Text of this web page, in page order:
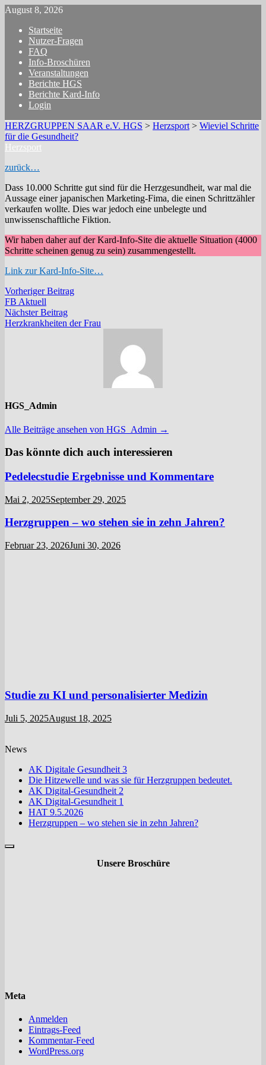
Zum
springen
August 8, 2026
Startseite
Nutzer-Fragen
FAQ
Info-Broschüren
Veranstaltungen
Berichte HGS
Berichte Kard-Info
Login
HERZGRUPPEN SAAR e.V. HGS > Herzsport > Wieviel Schritte
für die Gesundheit?
Herzsport
zurück…
Dass 10.000 Schritte gut sind für die Herzgesundheit, war mal die
Aussage einer japanischen Marketing-Fima, die einen Schrittzähler
verkaufen wollte. Dies war jedoch eine unbelegte und
unwissenschaftliche Fiktion.
Wir haben daher auf der Kard-Info-Site die aktuelle Situation (4000
Schritte scheinen genug zu sein) zusammengestellt.
Link zur Kard-Info-Site…
Beitragsnavigation
Vorheriger BeitragVorheriger
FB Aktuell
Nächster BeitragNächster
Beitrag:
Herzkrankheiten der Frau
HGS_Admin
Alle Beiträge ansehen von HGS_Admin →
Das könnte dich auch interessieren
Pedelecstudie Ergebnisse und Kommentare
Mai 2, 2025September 29, 2025
Herzgruppen – wo stehen sie in zehn Jahren?
Februar 23, 2026Juni 30, 2026
Studie zu KI und personalisierter Medizin
Juli 5, 2025August 18, 2025
News
AK Digitale Gesundheit 3
Die Hitzewelle und was sie für Herzgruppen bedeutet.
AK Digital-Gesundheit 2
AK Digital-Gesundheit 1
HAT 9.5.2026
Herzgruppen – wo stehen sie in zehn Jahren?
Unsere Broschüre
Meta
Anmelden
Eintrags-Feed
Kommentar-Feed
WordPress.org